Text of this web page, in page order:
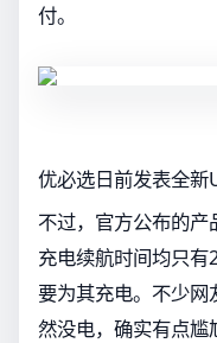
付。
优必选日前发表全新
不过，官方公布的
充电续航时间均只
要为其充电。不少网
然没电，确实有点尴